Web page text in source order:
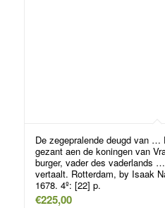
De zegepralende deugd van …
gezant aen de koningen van
burger, vader des vaderlands
vertaalt. Rotterdam, by Isaak
1678. 4º: [22] p.
€225,00